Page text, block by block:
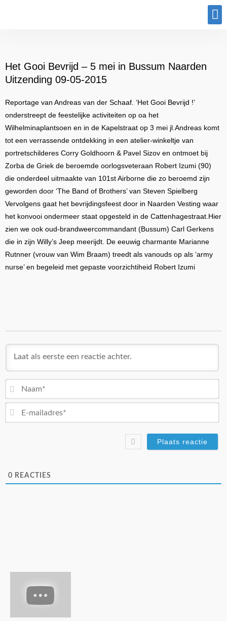
Het Gooi Bevrijd – 5 mei in Bussum Naarden
Uitzending 09-05-2015
Reportage van Andreas van der Schaaf. ‘Het Gooi Bevrijd !’
onderstreept de feestelijke activiteiten op oa het
Wilhelminaplantsoen en in de Kapelstraat op 3 mei jl.Andreas komt
tot een verrassende ontdekking in een atelier-winkeltje van
portretschilderes Corry Goldhoorn & Pavel Sizov en ontmoet bij
Zorba de Griek de beroemde oorlogsveteraan Robert Izumi (90)
die onderdeel uitmaakte van 101st Airborne die zo beroemd zijn
geworden door ‘The Band of Brothers’ van Steven Spielberg
Vervolgens gaat het bevrijdingsfeest door in Naarden Vesting waar
het konvooi ondermeer staat opgesteld in de Cattenhagestraat.Hier
zien we ook oud-brandweercommandant (Bussum) Carl Gerkens
die in zijn Willy’s Jeep meerijdt. De eeuwig charmante Marianne
Rutnner (vrouw van Wim Braam) treedt als vanouds op als ‘army
nurse’ en begeleid met gepaste voorzichtiheid Robert Izumi
0 REACTIES